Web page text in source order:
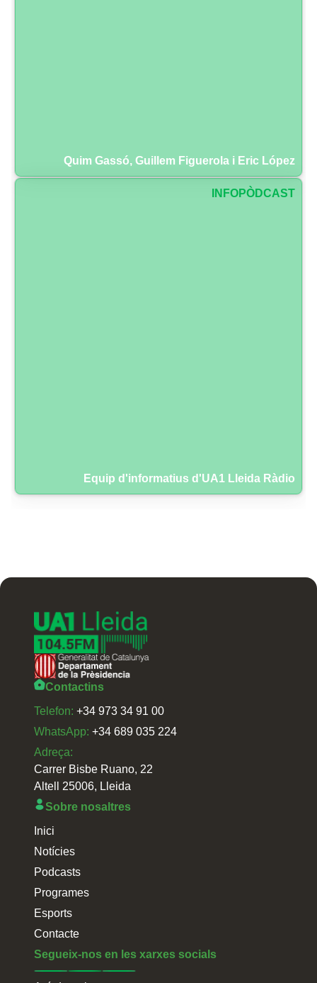
Quim Gassó, Guillem Figuerola i Eric López
INFOPÒDCAST
Equip d'informatius d'UA1 Lleida Ràdio
Contactins
Telefon: +34 973 34 91 00
WhatsApp: +34 689 035 224
Adreça:
Carrer Bisbe Ruano, 22
Altell 25006, Lleida
Sobre nosaltres
Inici
Notícies
Podcasts
Programes
Esports
Contacte
Segueix-nos en les xarxes socials